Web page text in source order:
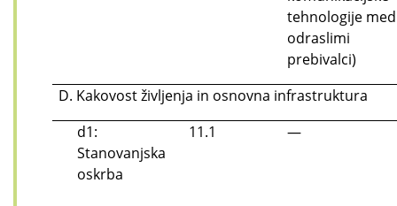
tehnologije med
odraslimi
prebivalci)
D. Kakovost življenja in osnovna infrastruktura
d1:
Stanovanjska
oskrba
11.1 —